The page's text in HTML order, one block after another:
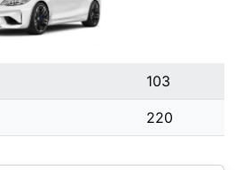
103
220